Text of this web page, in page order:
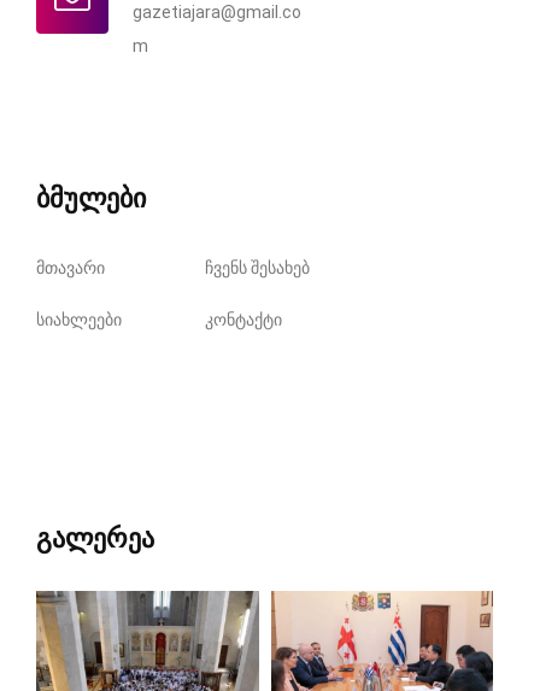
gazetiajara@gmail.co
m
ბმულები
მთავარი ჩვენს შესახებ
სიახლეები კონტაქტი
გალერეა